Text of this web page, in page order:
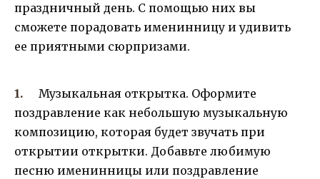
праздничный день. С помощью них вы
сможете порадовать именинницу и удивить
ее приятными сюрпризами.
Музыкальная открытка. Оформите
поздравление как небольшую музыкальную
композицию, которая будет звучать при
открытии открытки. Добавьте любимую
песню именинницы или поздравление